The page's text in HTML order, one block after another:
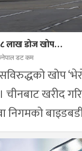
८ लाख डोज खोप…
डट कम
खोप
खरीद
निगमको